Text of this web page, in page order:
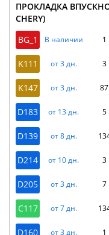
ПРОКЛАДКА
CHERY)
BG_1
В наличии
K111 от 3 дн.
K147 от 3 дн.
D183 от 13 дн.
D139 от 8 дн.
D214 от 10 дн.
D205 от 3 дн.
C117 от 7 дн.
D160 от 3 дн.